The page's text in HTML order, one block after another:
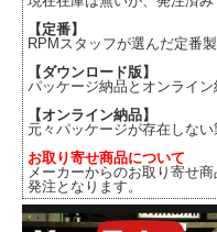
【定番】
RPMスタッフが選んだ定番
【ダウンロード版】
パッケージ納品とオンライ
【オンライン納品】
元々パッケージが存在しない
お取り寄せ商品について
メーカーからのお取り寄せ
発注となります。